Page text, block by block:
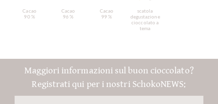
Cacao
90 %
Cacao
96 %
Cacao
99 %
scatola
degustazione
cioccolato a
tema
Maggiori informazioni sul buon cioccolato?
Registrati qui per i nostri SchokoNEWS: